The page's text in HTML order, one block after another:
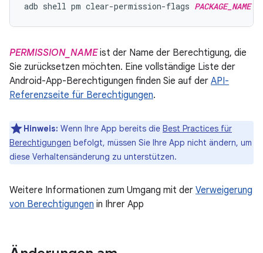
adb shell pm clear-permission-flags PACKAGE_NAME
PERMISSION_NAMEist der Name der Berechtigung, die
Sie zurücksetzen möchten. Eine vollständige Liste der
Android-App-Berechtigungen finden Sie auf der API-
Referenzseite für Berechtigungen.
Hinweis: Wenn Ihre App bereits die Best Practices für
Berechtigungen befolgt, müssen Sie Ihre App nicht ändern, um
diese Verhaltensänderung zu unterstützen.
Weitere Informationen zum Umgang mit der Verweigerung
von Berechtigungen in Ihrer App